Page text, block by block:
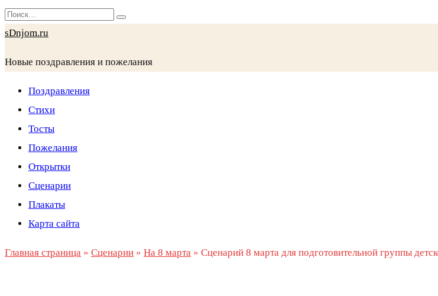
Перейти
к
Search
for:
sDnjom.ru
Новые поздравления и пожелания
Поздравления
Стихи
Тосты
Пожелания
Открытки
Сценарии
Плакаты
Карта сайта
Главная страница » Сценарии » На 8 марта » Сценарий 8 марта для подготовительной группы